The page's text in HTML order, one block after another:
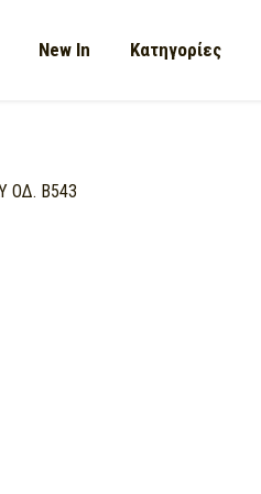
New In Κατηγορίες